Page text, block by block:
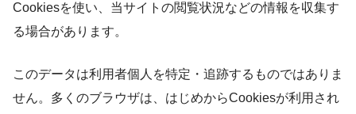
Cookiesを使い、当サイトの閲覧状況などの情報を収集す
る場合があります。
このデータは利用者個人を特定・追跡するものではありま
せん。多くのブラウザは、はじめからCookiesが利用され